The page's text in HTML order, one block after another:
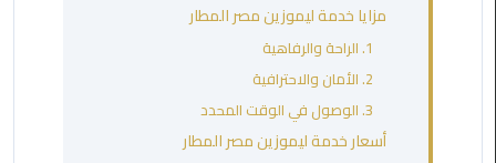
مزايا خدمة ليموزين مصر المطار
1. الراحة والرفاهية
2. الأمان والاحترافية
3. الوصول في الوقت المحدد
أسعار خدمة ليموزين مصر المطار